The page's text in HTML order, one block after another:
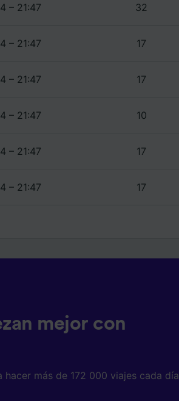
– 21:47 32
– 21:47 17
– 21:47 17
– 21:47 10
– 21:47 17
– 21:47 17
mejor con
hacer más de 172 000 viajes cada día